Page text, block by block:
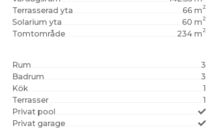
Terrasserad yta 66 m2
Solarium yta 60 m2
Tomtområde 234 m2
Rum
3
Badrum
3
Kök
1
Terrasser
1
Privat pool
Privat garage